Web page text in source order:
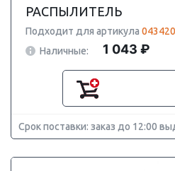
РАСПЫЛИТЕЛЬ
Подходит для артикула
Наличные:
1 043 ₽
Срок поставки: заказ до 12:00